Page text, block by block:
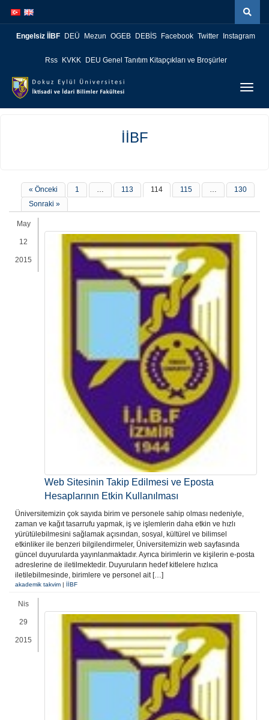
atla
atla
Engelsiz İİBF DEÜ Mezun OGEB DEBİS Facebook Twitter Instagram
Rss KVKK DEU Genel Tanıtım Kitapçıkları ve Broşürler
İİBF
« Önceki 1 … 113 114 115 …
130
Sonraki »
May
12
2015
Web Sitesinin Takip Edilmesi ve Eposta
Hesaplarının Etkin Kullanılması
Üniversitemizin çok sayıda birim ve personele sahip olması nedeniyle,
zaman ve kağıt tasarrufu yapmak, iş ve işlemlerin daha etkin ve hızlı
yürütülebilmesini sağlamak açısından, sosyal, kültürel ve bilimsel
etkinliker ile benzeri bilgilendirmeler, Üniversitemizin web sayfasında
güncel duyurularda yayınlanmaktadır. Ayrıca birimlerin ve kişilerin e-posta
adreslerine de iletilmektedir. Duyuruların hedef kitlelere hızlıca
iletilebilmesinde, birimlere ve personel ait […]
akademik takvim | İİBF
Nis
29
2015